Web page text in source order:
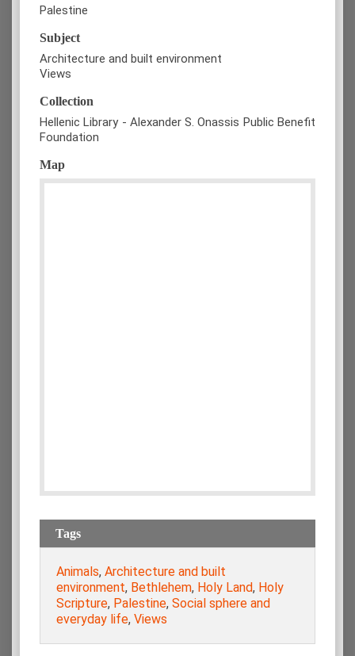
Palestine
Subject
Architecture and built environment
Views
Collection
Hellenic Library - Alexander S. Onassis Public Benefit
Foundation
Map
Tags
Animals, Architecture and built
environment, Bethlehem, Holy Land, Holy
Scripture, Palestine, Social sphere and
everyday life, Views